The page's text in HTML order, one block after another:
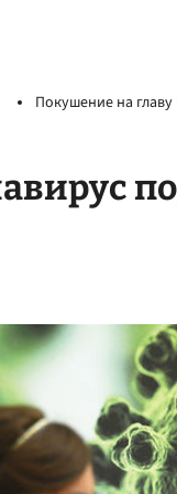
Покушение на